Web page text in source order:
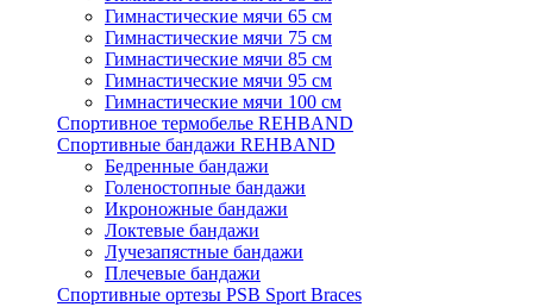
Гимнастические мячи 65 см
Гимнастические мячи 75 см
Гимнастические мячи 85 см
Гимнастические мячи 95 см
Гимнастические мячи 100 см
Спортивное термобелье REHBAND
Спортивные бандажи REHBAND
Бедренные бандажи
Голеностопные бандажи
Икроножные бандажи
Локтевые бандажи
Лучезапястные бандажи
Плечевые бандажи
Спортивные ортезы PSB Sport Braces